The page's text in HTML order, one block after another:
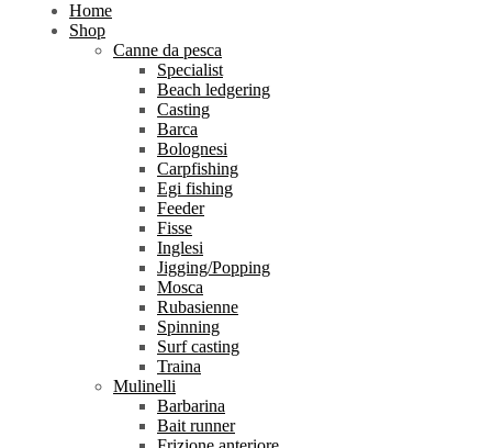
Home
Shop
Canne da pesca
Specialist
Beach ledgering
Casting
Barca
Bolognesi
Carpfishing
Egi fishing
Feeder
Fisse
Inglesi
Jigging/Popping
Mosca
Rubasienne
Spinning
Surf casting
Traina
Mulinelli
Barbarina
Bait runner